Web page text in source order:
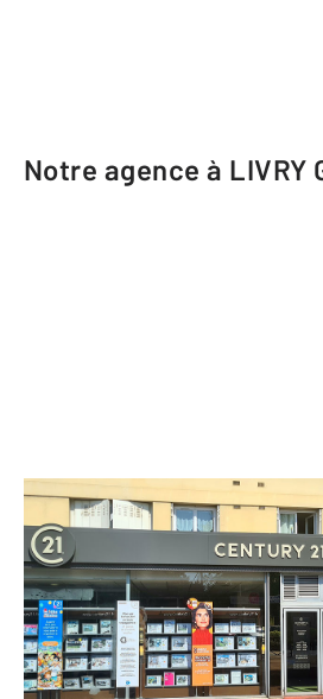
Notre agence à LIVRY
CENTURY 21
26 avenue du
LIVRY GARGAN
Envoyer un